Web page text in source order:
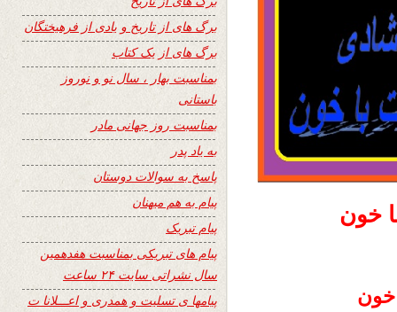
خون
خون
برگ های از تاریخ و یادی از فرهیختگان
برگ های از یک کتاب
بمناسبت بهار ، سال نو و نوروز
باستانی
بمناسبت روز جهانی مادر
به یاد پدر
پاسخ به سوالات دوستان
پیام به هم میهنان
پیام تبریک
پیام های تبریکی بمناسبت هفدهمین
سال نشراتی سایت ۲۴ ساعت
پیامها ی تسلیت و همدری و اعـــلانا ت